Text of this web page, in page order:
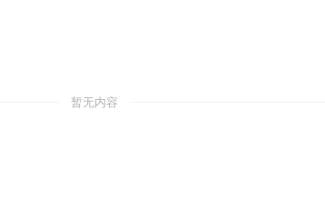
暂无内容